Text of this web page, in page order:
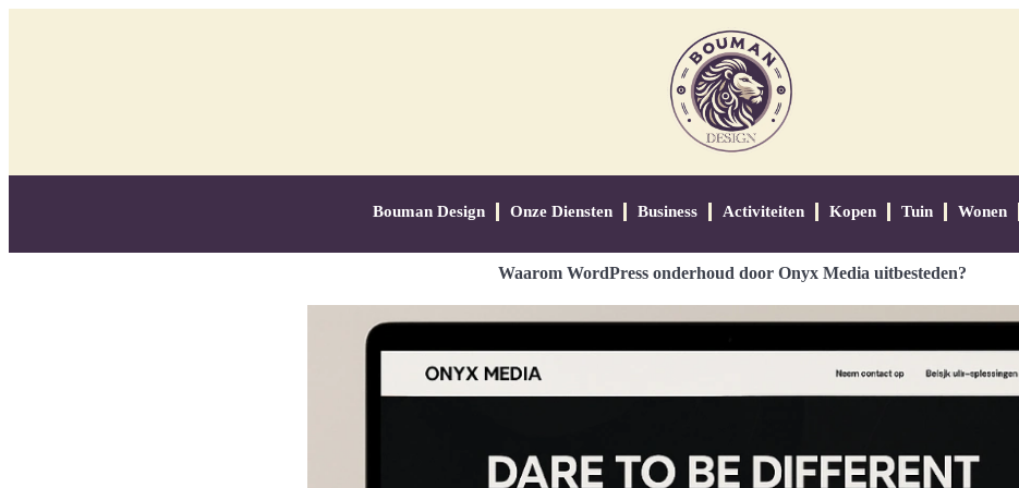
Bouman Design Onze Diensten Business Activiteiten Kopen Tuin Wonen
Waarom WordPress onderhoud door Onyx Media uitbesteden?